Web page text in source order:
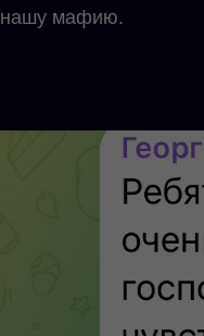
нашу мафию.